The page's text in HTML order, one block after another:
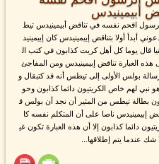
أبيمينيدس
اقحم نفسه في تناقض أبيمينيدس تيط
أبدأ أولا بتناقض إبيمينيدس كان إبيمينيد
قال يوما كل أهل كريت كذابون في كتب ال
العبارة تناقض إبيمينيدس ومن المفاجئ
بولس الأولى إلى تيطس أنه قد كتبقال و
نبي لهم خاص الكريتيون دائما كذابون وحو
بطالة تيطس من المثير أن نجد أن بولس ق
إبيمينيدس ناصا على أن المتكلم نفسه كا
دائما كذابون إلا أن هذه العبارة تكون غي
عندما يتم إطلاقها...